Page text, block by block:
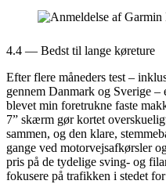
4.4 — Bedst til lange køreture
Efter flere måneders test –
gennem Danmark og Sverige
blevet min foretrukne faste
7” skærm gør kortet
sammen, og den klare,
gange ved motorvejsafkørsler
pris på de tydelige sving- og
fokusere på trafikken i stedet